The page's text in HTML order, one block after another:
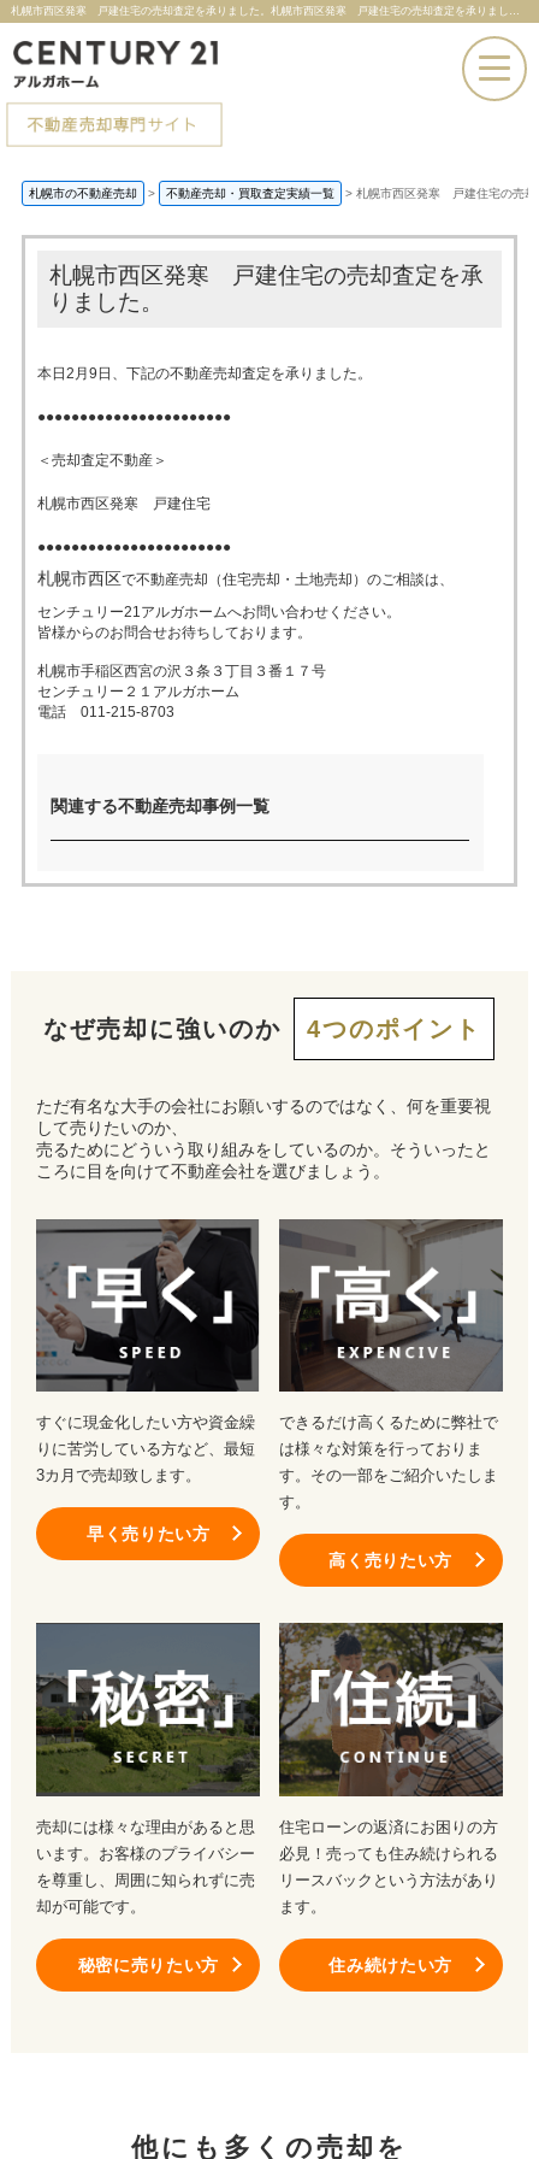
札幌市西区発寒 戸建住宅の売却査定を承りました。札幌市西区発寒 戸建住宅の売却査定を承りました。 |札幌市の不動産売却ならセンチュリー21アルガホーム
早く
売りたい
高く
売りたい
秘密に
来店予約
札幌市の不動産売却 > 不動産売却・買取査定実績一覧 > 札幌市西区発寒 戸建住宅の売却
札幌市西区発寒 戸建住宅の売却査定を承
りました。
本日2月9日、下記の不動産売却査定を承りました。
●●●●●●●●●●●●●●●●●●●●●●●
＜売却査定不動産＞
札幌市西区発寒 戸建住宅
●●●●●●●●●●●●●●●●●●●●●●●
札幌市西区で不動産売却（住宅売却・土地売却）のご相談は、
センチュリー21アルガホームへお問い合わせください。
皆様からのお問合せお待ちしております。
札幌市手稲区西宮の沢３条３丁目３番１７号
センチュリー２１アルガホーム
電話 011-215-8703
関連する不動産売却事例一覧
なぜ売却に強いのか 4つのポイント
ただ有名な大手の会社にお願いするのではなく、何を重要視
して売りたいのか、
売るためにどういう取り組みをしているのか。そういったと
ころに目を向けて不動産会社を選びましょう。
すぐに現金化したい方や資金繰
りに苦労している方など、最短
3カ月で売却致します。
早く売りたい方
できるだけ高くるために弊社で
は様々な対策を行っておりま
す。その一部をご紹介いたしま
す。
高く売りたい方
売却には様々な理由があると思
います。お客様のプライバシー
を尊重し、周囲に知られずに売
却が可能です。
秘密に売りたい方
住宅ローンの返済にお困りの方
必見！売っても住み続けられる
リースバックという方法があり
ます。
住み続けたい方
他にも多くの売却を